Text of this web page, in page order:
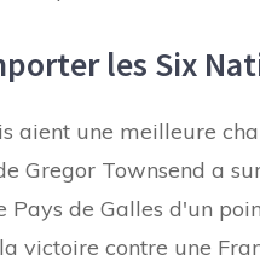
les Six
aient une meilleure
Gregor Townsend a
de Galles d'un
victoire contre une